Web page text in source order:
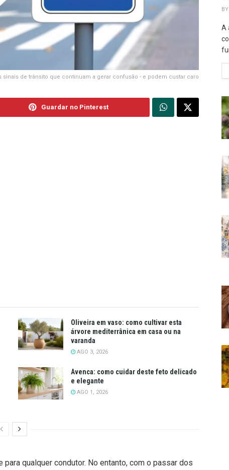
sinais de trânsito que continuam a gerar confusão - e podem custar caro
Guardar no Pinterest
Oliveira em vaso: como cultivar esta
árvore mediterrânica em casa ou na
varanda
AGO 3, 2026
Avenca: como cuidar deste feto delicado
e elegante
AGO 1, 2026
qualquer condutor. No entanto, com o passar dos
BY
A